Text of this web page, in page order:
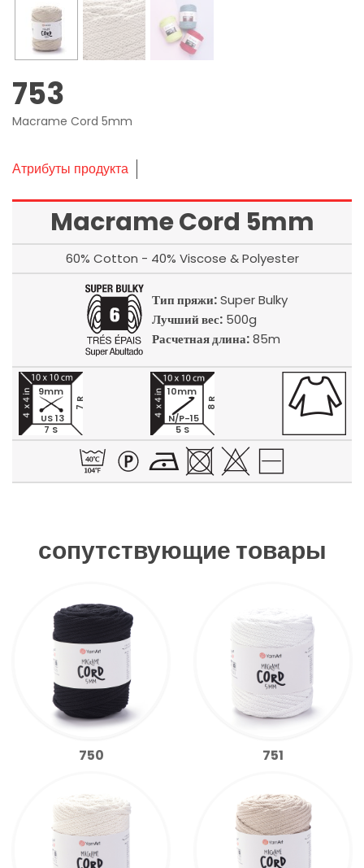
753
Macrame Cord 5mm
Атрибуты продукта
Macrame Cord 5mm
60% Cotton - 40% Viscose & Polyester
Тип пряжи:Super Bulky
Лучший вес:500g
Расчетная длина:85m
7 S
7 R
9mm
US 13
5 S
8 R
10mm
N/P-15
сопутствующие товары
750 751